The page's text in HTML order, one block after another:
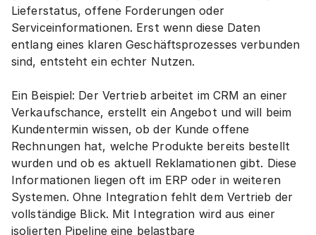
Lieferstatus, offene Forderungen oder
Serviceinformationen. Erst wenn diese Daten
entlang eines klaren Geschäftsprozesses verbunden
sind, entsteht ein echter Nutzen.
Ein Beispiel: Der Vertrieb arbeitet im CRM an einer
Verkaufschance, erstellt ein Angebot und will beim
Kundentermin wissen, ob der Kunde offene
Rechnungen hat, welche Produkte bereits bestellt
wurden und ob es aktuell Reklamationen gibt. Diese
Informationen liegen oft im ERP oder in weiteren
Systemen. Ohne Integration fehlt dem Vertrieb der
vollständige Blick. Mit Integration wird aus einer
isolierten Pipeline eine belastbare